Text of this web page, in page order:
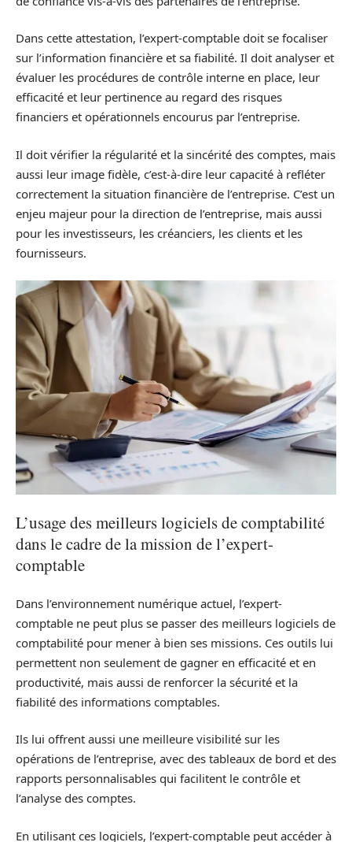
Dans cette attestation, l’expert-comptable doit se focaliser
sur l’information financière et sa fiabilité. Il doit analyser et
évaluer les procédures de contrôle interne en place, leur
efficacité et leur pertinence au regard des risques
financiers et opérationnels encourus par l’entreprise.
Il doit vérifier la régularité et la sincérité des comptes, mais
aussi leur image fidèle, c’est-à-dire leur capacité à refléter
correctement la situation financière de l’entreprise. C’est un
enjeu majeur pour la direction de l’entreprise, mais aussi
pour les investisseurs, les créanciers, les clients et les
fournisseurs.
L’usage des meilleurs logiciels de comptabilité
dans le cadre de la mission de l’expert-
comptable
Dans l’environnement numérique actuel, l’expert-
comptable ne peut plus se passer des meilleurs logiciels de
comptabilité pour mener à bien ses missions. Ces outils lui
permettent non seulement de gagner en efficacité et en
productivité, mais aussi de renforcer la sécurité et la
fiabilité des informations comptables.
Ils lui offrent aussi une meilleure visibilité sur les
opérations de l’entreprise, avec des tableaux de bord et des
rapports personnalisables qui facilitent le contrôle et
l’analyse des comptes.
En utilisant ces logiciels, l’expert-comptable peut accéder à